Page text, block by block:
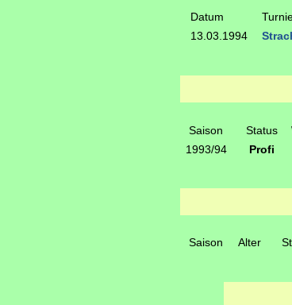
Datum
13.03.1994
Saison Status
1993/94
Profi
Saison Alter